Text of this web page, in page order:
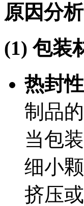
原因分析
(1) 包装
热封
制品
当包
细小
挤压